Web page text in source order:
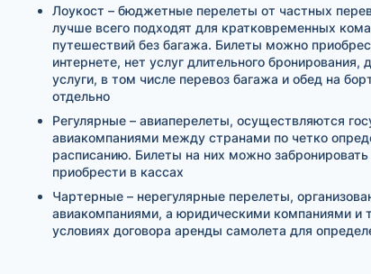
Лоукост – бюджетные перелеты от частных
лучше всего подходят для кратковременных
путешествий без багажа. Билеты можно
интернете, нет услуг длительного бронирования,
услуги, в том числе перевоз багажа и обед на
отдельно
Регулярные – авиаперелеты, осуществляются
авиакомпаниями между странами по четко
расписанию. Билеты на них можно забронировать
приобрести в кассах
Чартерные – нерегулярные перелеты,
авиакомпаниями, а юридическими компаниями и
условиях договора аренды самолета для